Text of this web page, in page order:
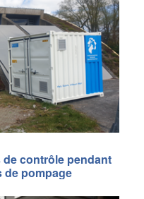
contrôle pendant
de pompage